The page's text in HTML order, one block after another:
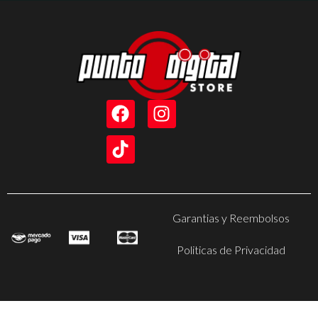
Garantias y Reembolsos
Politicas de Privacidad